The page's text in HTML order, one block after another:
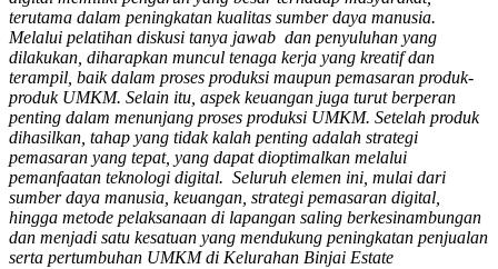
terutama dalam peningkatan kualitas sumber daya manusia.
Melalui pelatihan diskusi tanya jawab dan penyuluhan yang
dilakukan, diharapkan muncul tenaga kerja yang kreatif dan
terampil, baik dalam proses produksi maupun pemasaran produk-
produk UMKM. Selain itu, aspek keuangan juga turut berperan
penting dalam menunjang proses produksi UMKM. Setelah produk
dihasilkan, tahap yang tidak kalah penting adalah strategi
pemasaran yang tepat, yang dapat dioptimalkan melalui
pemanfaatan teknologi digital. Seluruh elemen ini, mulai dari
sumber daya manusia, keuangan, strategi pemasaran digital,
hingga metode pelaksanaan di lapangan saling berkesinambungan
dan menjadi satu kesatuan yang mendukung peningkatan penjualan
serta pertumbuhan UMKM di Kelurahan Binjai Estate